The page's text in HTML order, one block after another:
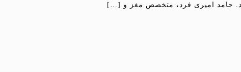
حامد امیری فرد، متخصص مغز و […]